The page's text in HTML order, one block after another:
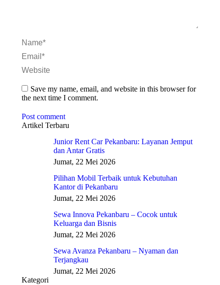
Name *
Email *
Website
Save my name, email, and website in this browser for
the next time I comment.
Post comment
Artikel Terbaru
Junior Rent Car Pekanbaru: Layanan Jemput
dan Antar Gratis
Jumat, 22 Mei 2026
Pilihan Mobil Terbaik untuk Kebutuhan
Kantor di Pekanbaru
Jumat, 22 Mei 2026
Sewa Innova Pekanbaru – Cocok untuk
Keluarga dan Bisnis
Jumat, 22 Mei 2026
Sewa Avanza Pekanbaru – Nyaman dan
Terjangkau
Jumat, 22 Mei 2026
Kategori